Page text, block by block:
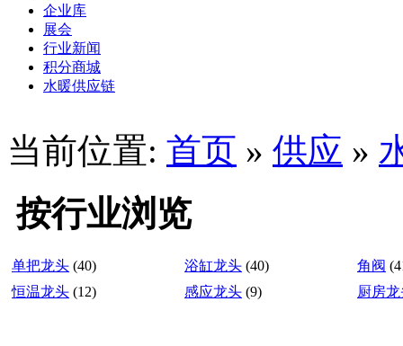
企业库
展会
行业新闻
积分商城
水暖供应链
当前位置: 首页 » 供应 »
按行业浏览
单把龙头 (40) 浴缸龙头 (40) 角阀
恒温龙头 (12) 感应龙头 (9) 厨房